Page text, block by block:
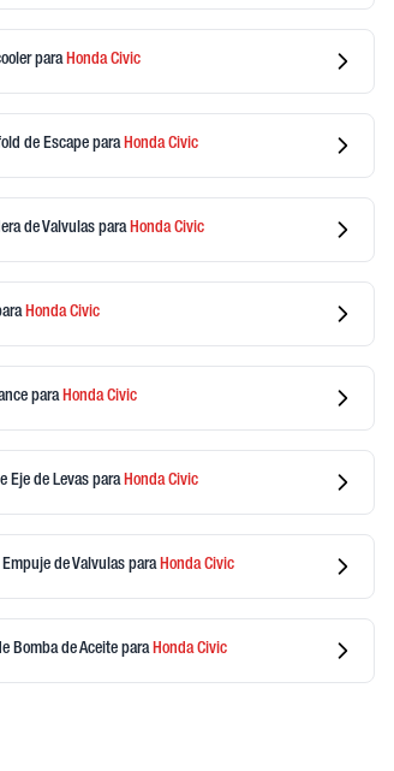
paraHondaCivic
de Escape paraHondaCivic
de Valvulas paraHondaCivic
HondaCivic
paraHondaCivic
Eje de Levas paraHondaCivic
de Valvulas paraHondaCivic
Bomba de Aceite paraHondaCivic